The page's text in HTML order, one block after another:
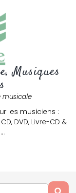
Musiques
musicale
les musiciens :
DVD, Livre-CD &